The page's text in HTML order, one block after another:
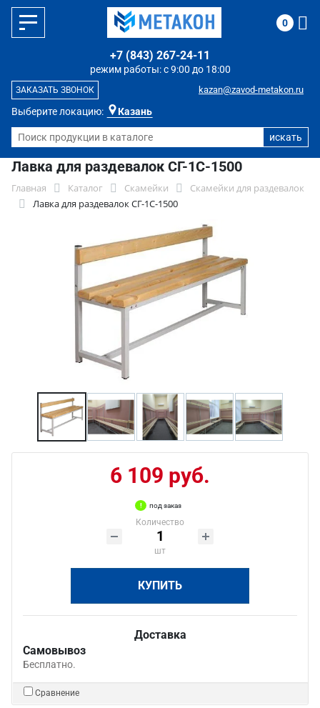
Выберите локацию: Казань
режим работы: с 9:00 до 18:00
+7 (843) 267-24-11
kazan@zavod-metakon.ru
ЗАКАЗАТЬ ЗВОНОК
0
Лавка для раздевалок СГ-1С-1500
Главная Каталог Скамейки
Скамейки для раздевалок
Лавка для раздевалок СГ-1С-1500
6 109 руб.
под заказ
Количество
шт
КУПИТЬ
Доставка
Самовывоз
Бесплатно.
Сравнение